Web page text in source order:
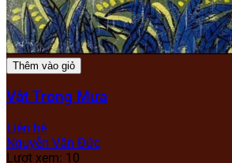
Thêm vào giỏ
Vật Trong Mưa
Liên hệ
Nguyễn Văn Đức
Lượt xem: 10